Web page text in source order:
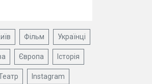
Фільм Українці
Європа Історія
Instagram